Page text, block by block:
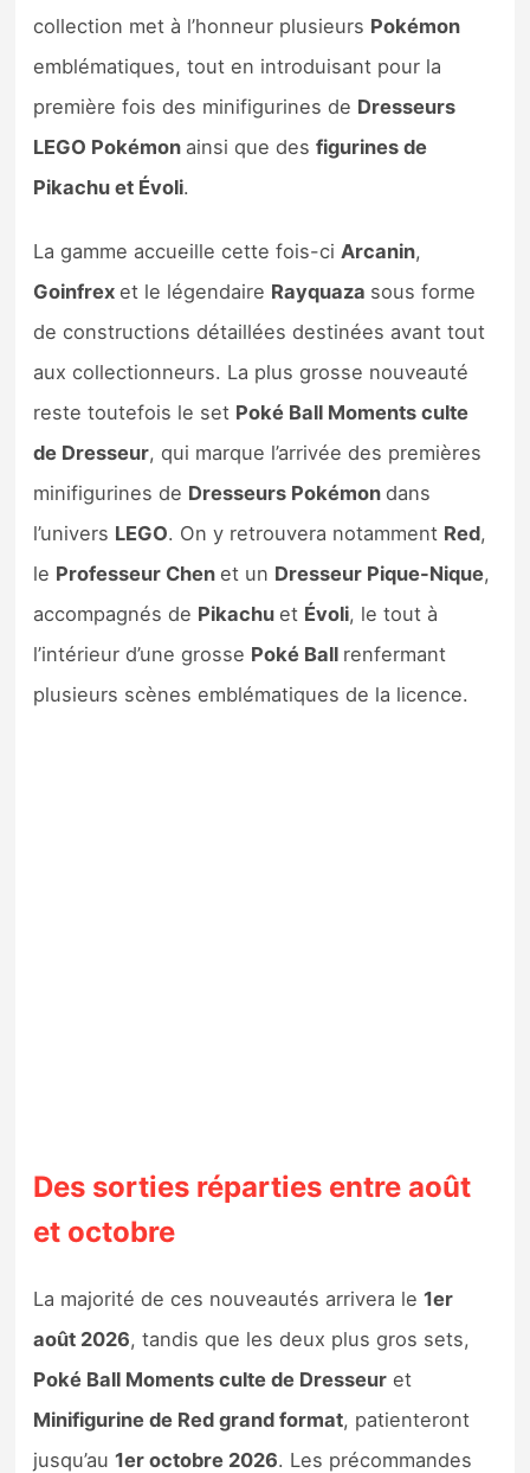
Bons plans
collection met à l’honneur plusieurs Pokémon
emblématiques, tout en introduisant pour la
première fois des minifigurines de Dresseurs
LEGO Pokémon ainsi que desfigurines de
Pikachu et Évoli.
La gamme accueille cette fois-ciArcanin,
Goinfrexet le légendaire Rayquaza sous forme
de constructions détaillées destinées avant tout
aux collectionneurs. La plus grosse nouveauté
reste toutefois le set Poké Ball Moments culte
de Dresseur, qui marque l’arrivée des premières
minifigurines de Dresseurs Pokémondans
l’univers LEGO. On y retrouvera notamment Red,
le Professeur Chenet un Dresseur Pique-Nique,
accompagnés de Pikachuet Évoli, le tout à
l’intérieur d’une grosse Poké Ball renfermant
plusieurs scènes emblématiques de la licence.
Des sorties réparties entre août
et octobre
La majorité de ces nouveautés arrivera le1er
août 2026, tandis que les deux plus gros sets,
Poké Ball Moments culte de Dresseur et
Minifigurine de Red grand format, patienteront
jusqu’au1er octobre 2026. Les précommandes